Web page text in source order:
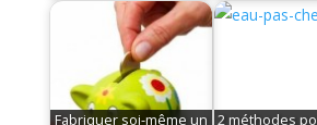
Fabriquer soi-même un
2 méthodes